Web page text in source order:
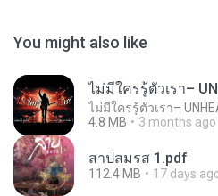
You might also like
4.8 MB
3 months ago
สาปสมรส 1.pdf
112.4 MB 17 days